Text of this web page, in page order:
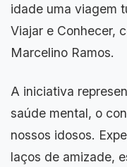
idade uma viagem
Viajar e Conhecer,
Marcelino Ramos.
A iniciativa
saúde mental, o
nossos idosos.
laços de amizade,